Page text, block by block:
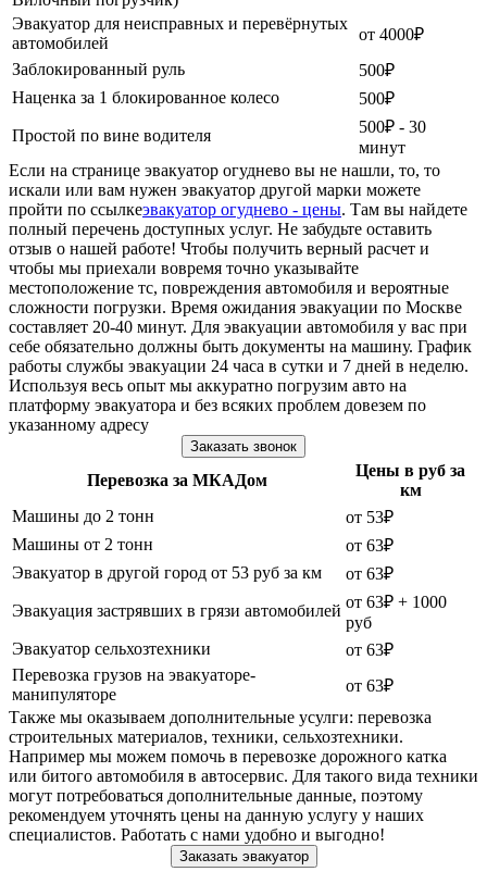
Эвакуатор для неисправных и перевёрнутых
автомобилей
от 4000₽
Заблокированный руль
500₽
Наценка за 1 блокированное колесо
500₽
Простой по вине водителя
500₽ - 30
минут
Если на странице эвакуатор огуднево вы не нашли, то, то
искали или вам нужен эвакуатор другой марки можете
пройти по ссылкеэвакуатор огуднево - цены. Там вы найдете
полный перечень доступных услуг. Не забудьте оставить
отзыв о нашей работе! Чтобы получить верный расчет и
чтобы мы приехали вовремя точно указывайте
местоположение тс, повреждения автомобиля и вероятные
сложности погрузки. Время ожидания эвакуации по Москве
составляет 20-40 минут. Для эвакуации автомобиля у вас при
себе обязательно должны быть документы на машину. График
работы службы эвакуации 24 часа в сутки и 7 дней в неделю.
Используя весь опыт мы аккуратно погрузим авто на
платформу эвакуатора и без всяких проблем довезем по
указанному адресу
Заказать звонок
Перевозка за МКАДом
Цены в руб за
км
Машины до 2 тонн
от 53₽
Машины от 2 тонн
от 63₽
Эвакуатор в другой город от 53 руб за км
от 63₽
Эвакуация застрявших в грязи автомобилей от 63₽ + 1000
руб
Эвакуатор сельхозтехники
от 63₽
Перевозка грузов на эвакуаторе-
манипуляторе
от 63₽
Также мы оказываем дополнительные усулги: перевозка
строительных материалов, техники, сельхозтехники.
Например мы можем помочь в перевозке дорожного катка
или битого автомобиля в автосервис. Для такого вида техники
могут потребоваться дополнительные данные, поэтому
рекомендуем уточнять цены на данную услугу у наших
специалистов. Работать с нами удобно и выгодно!
Заказать эвакуатор